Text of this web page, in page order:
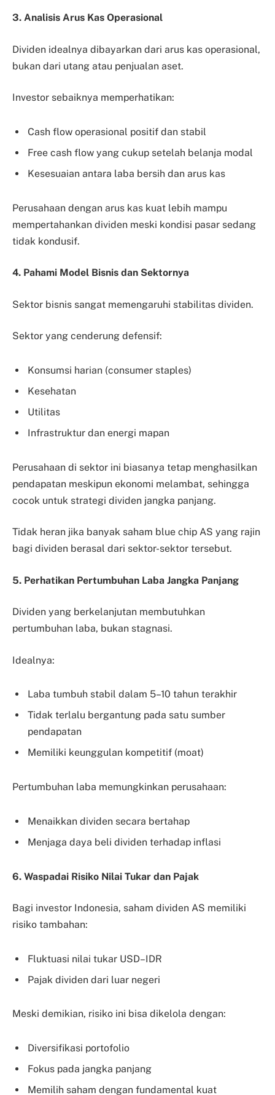
3. Analisis Arus Kas Operasional
Dividen idealnya dibayarkan dari arus kas operasional,
bukan dari utang atau penjualan aset.
Investor sebaiknya memperhatikan:
Cash flow operasional positif dan stabil
Free cash flow yang cukup setelah belanja modal
Kesesuaian antara laba bersih dan arus kas
Perusahaan dengan arus kas kuat lebih mampu
mempertahankan dividen meski kondisi pasar sedang
tidak kondusif.
4. Pahami Model Bisnis dan Sektornya
Sektor bisnis sangat memengaruhi stabilitas dividen.
Sektor yang cenderung defensif:
Konsumsi harian (consumer staples)
Kesehatan
Utilitas
Infrastruktur dan energi mapan
Perusahaan di sektor ini biasanya tetap menghasilkan
pendapatan meskipun ekonomi melambat, sehingga
cocok untuk strategi dividen jangka panjang.
Tidak heran jika banyak saham blue chip AS yang rajin
bagi dividen berasal dari sektor-sektor tersebut.
5. Perhatikan Pertumbuhan Laba Jangka Panjang
Dividen yang berkelanjutan membutuhkan
pertumbuhan laba, bukan stagnasi.
Idealnya:
Laba tumbuh stabil dalam 5–10 tahun terakhir
Tidak terlalu bergantung pada satu sumber
pendapatan
Memiliki keunggulan kompetitif (moat)
Pertumbuhan laba memungkinkan perusahaan:
Menaikkan dividen secara bertahap
Menjaga daya beli dividen terhadap inflasi
6. Waspadai Risiko Nilai Tukar dan Pajak
Bagi investor Indonesia, saham dividen AS memiliki
risiko tambahan:
Fluktuasi nilai tukar USD–IDR
Pajak dividen dari luar negeri
Meski demikian, risiko ini bisa dikelola dengan:
Diversifikasi portofolio
Fokus pada jangka panjang
Memilih saham dengan fundamental kuat